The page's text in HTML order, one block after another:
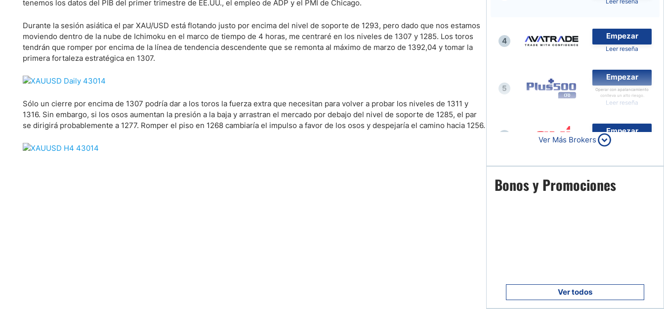
Peru
Panama
Latinoamérica
Estados Unidos
IBEX 35
Todos los índices
Acciones
tenemos los datos del PIB del primer trimestre de EE.UU., el empleo de ADP y el PMI de Chicago.
Durante la sesión asiática el par XAU/USD está flotando justo por encima del nivel de soporte de 1293, pero dado que nos estamos
moviendo dentro de la nube de Ichimoku en el marco de tiempo de 4 horas, me centraré en los niveles de 1307 y 1285. Los toros
tendrán que romper por encima de la línea de tendencia descendente que se remonta al máximo de marzo de 1392,04 y tomar la
primera fortaleza estratégica en 1307.
Sólo un cierre por encima de 1307 podría dar a los toros la fuerza extra que necesitan para volver a probar los niveles de 1311 y
1316. Sin embargo, si los osos aumentan la presión a la baja y arrastran el mercado por debajo del nivel de soporte de 1285, el par
se dirigirá probablemente a 1277. Romper el piso en 1268 cambiaría el impulso a favor de los osos y despejaría el camino hacia 1256.
4
Empezar
Leer reseña
5
Empezar
Operar con apalancamiento
conlleva un alto riesgo.
Leer reseña
Empezar
Leer reseña
7
Leer reseña
Leer reseña
Ver Más Brokers
Bonos y Promociones
Ver todos